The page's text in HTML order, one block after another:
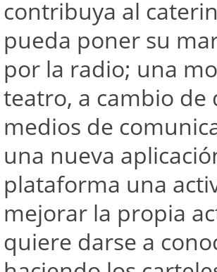
contribuya al
pueda poner su
por la radio; una
teatro, a cambio de
medios de
una nueva
plataforma una
mejorar la propia
quiere darse a